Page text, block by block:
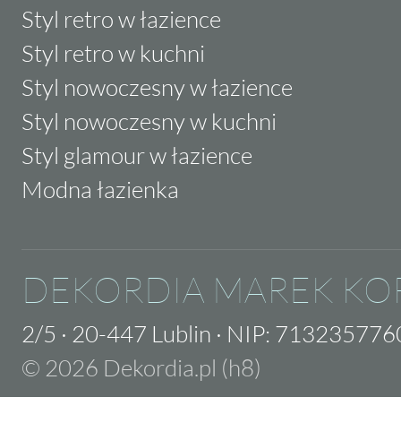
Styl retro w łazience
Styl retro w kuchni
Styl nowoczesny w łazience
Styl nowoczesny w kuchni
Styl glamour w łazience
Modna łazienka
DEKORDIA MAREK
2/5 · 20-447 Lublin · NIP:
© 2026 Dekordia.pl (h8)